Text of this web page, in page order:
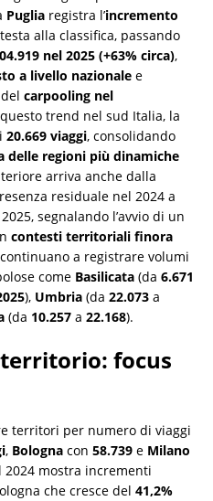
Puglia registra l’incremento
alla classifica, passando
nel 2025 (+63% circa),
a livello nazionale e
carpooling nel
trend nel sud Italia, la
20.669 viaggi, consolidando
delle regioni più dinamiche
arriva anche dalla
residuale nel 2024 a
segnalando l’avvio di un
contesti territoriali finora
a registrare volumi
come Basilicata (da 6.671
), Umbria (da 22.073 a
(da 10.257 a 22.168).
focus
territori per numero di viaggi
, Bologna con 58.739 e Milano
mostra incrementi
che cresce del 41,2%